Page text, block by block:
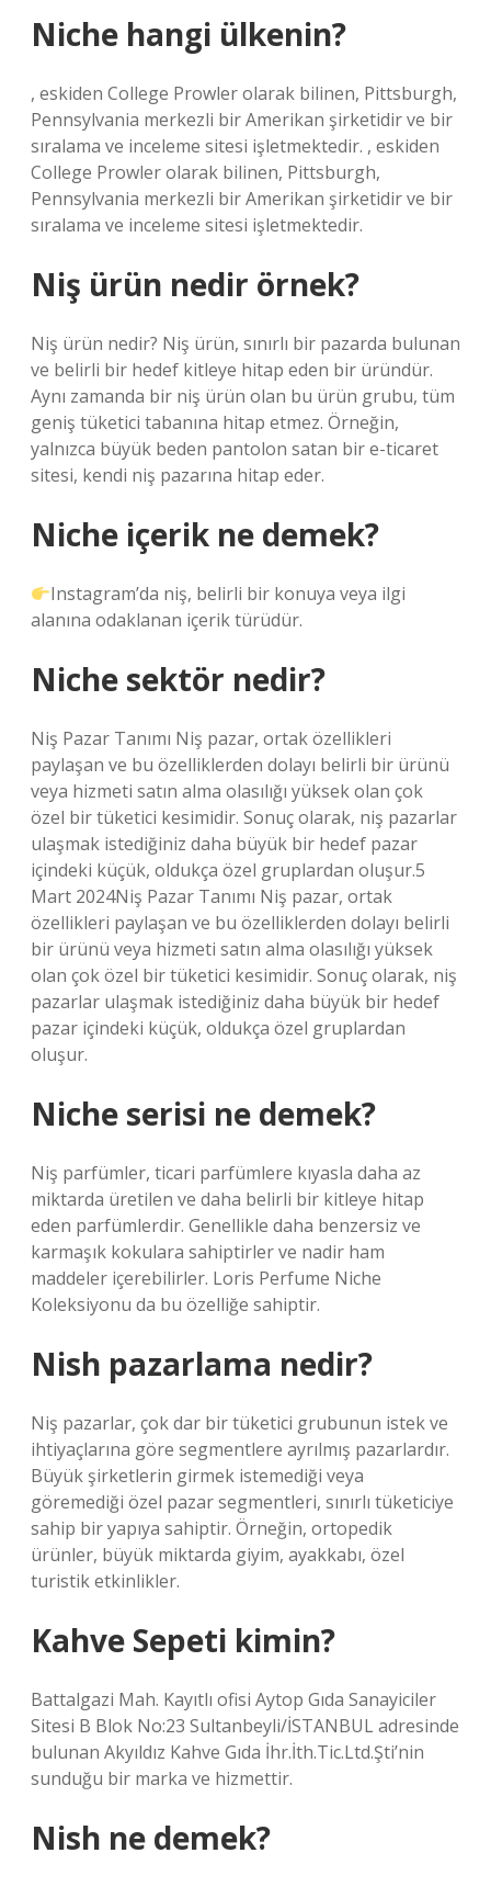
Niche hangi ülkenin?
, eskiden College Prowler olarak bilinen, Pittsburgh,
Pennsylvania merkezli bir Amerikan şirketidir ve bir
sıralama ve inceleme sitesi işletmektedir. , eskiden
College Prowler olarak bilinen, Pittsburgh,
Pennsylvania merkezli bir Amerikan şirketidir ve bir
sıralama ve inceleme sitesi işletmektedir.
Niş ürün nedir örnek?
Niş ürün nedir? Niş ürün, sınırlı bir pazarda bulunan
ve belirli bir hedef kitleye hitap eden bir üründür.
Aynı zamanda bir niş ürün olan bu ürün grubu, tüm
geniş tüketici tabanına hitap etmez. Örneğin,
yalnızca büyük beden pantolon satan bir e-ticaret
sitesi, kendi niş pazarına hitap eder.
Niche içerik ne demek?
Instagram’da niş, belirli bir konuya veya ilgi
alanına odaklanan içerik türüdür.
Niche sektör nedir?
Niş Pazar Tanımı Niş pazar, ortak özellikleri
paylaşan ve bu özelliklerden dolayı belirli bir ürünü
veya hizmeti satın alma olasılığı yüksek olan çok
özel bir tüketici kesimidir. Sonuç olarak, niş pazarlar
ulaşmak istediğiniz daha büyük bir hedef pazar
içindeki küçük, oldukça özel gruplardan oluşur.5
Mart 2024Niş Pazar Tanımı Niş pazar, ortak
özellikleri paylaşan ve bu özelliklerden dolayı belirli
bir ürünü veya hizmeti satın alma olasılığı yüksek
olan çok özel bir tüketici kesimidir. Sonuç olarak, niş
pazarlar ulaşmak istediğiniz daha büyük bir hedef
pazar içindeki küçük, oldukça özel gruplardan
oluşur.
Niche serisi ne demek?
Niş parfümler, ticari parfümlere kıyasla daha az
miktarda üretilen ve daha belirli bir kitleye hitap
eden parfümlerdir. Genellikle daha benzersiz ve
karmaşık kokulara sahiptirler ve nadir ham
maddeler içerebilirler. Loris Perfume Niche
Koleksiyonu da bu özelliğe sahiptir.
Nish pazarlama nedir?
Niş pazarlar, çok dar bir tüketici grubunun istek ve
ihtiyaçlarına göre segmentlere ayrılmış pazarlardır.
Büyük şirketlerin girmek istemediği veya
göremediği özel pazar segmentleri, sınırlı tüketiciye
sahip bir yapıya sahiptir. Örneğin, ortopedik
ürünler, büyük miktarda giyim, ayakkabı, özel
turistik etkinlikler.
Kahve Sepeti kimin?
Battalgazi Mah. Kayıtlı ofisi Aytop Gıda Sanayiciler
Sitesi B Blok No:23 Sultanbeyli/İSTANBUL adresinde
bulunan Akyıldız Kahve Gıda İhr.İth.Tic.Ltd.Şti’nin
sunduğu bir marka ve hizmettir.
Nish ne demek?